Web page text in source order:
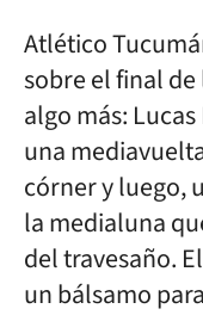
Atlético
sobre el final
algo más:
una
córner y luego,
la medialuna
del travesaño.
un bálsamo